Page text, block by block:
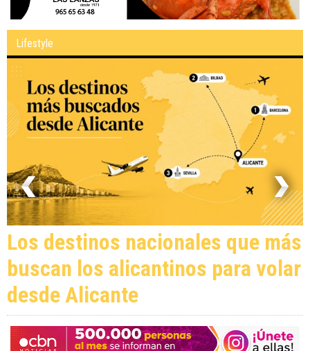
Lifestyle
Los destinos nacionales que más
buscan los alicantinos para volar
desde Alicante